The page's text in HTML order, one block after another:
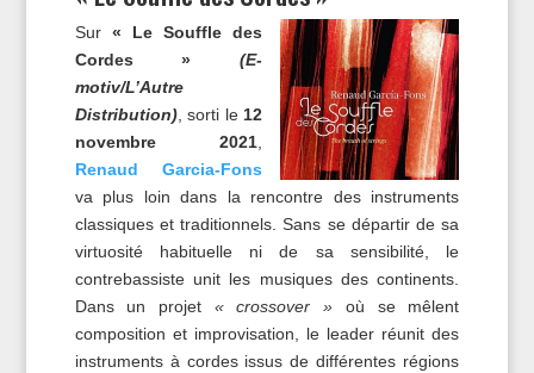
Sur « Le Souffle des
Cordes »(E-
motiv/L’Autre
Distribution), sorti le 12
novembre 2021
Renaud Garcia-Fons
va plus loin dans la rencontre des instruments
classiques et traditionnels. Sans se départir de sa
virtuosité habituelle ni de sa sensibilité, le
contrebassiste unit les musiques des continents.
Dans un projet « crossover » où se mêlent
composition et improvisation, le leader réunit des
instruments à cordes issus de différentes régions